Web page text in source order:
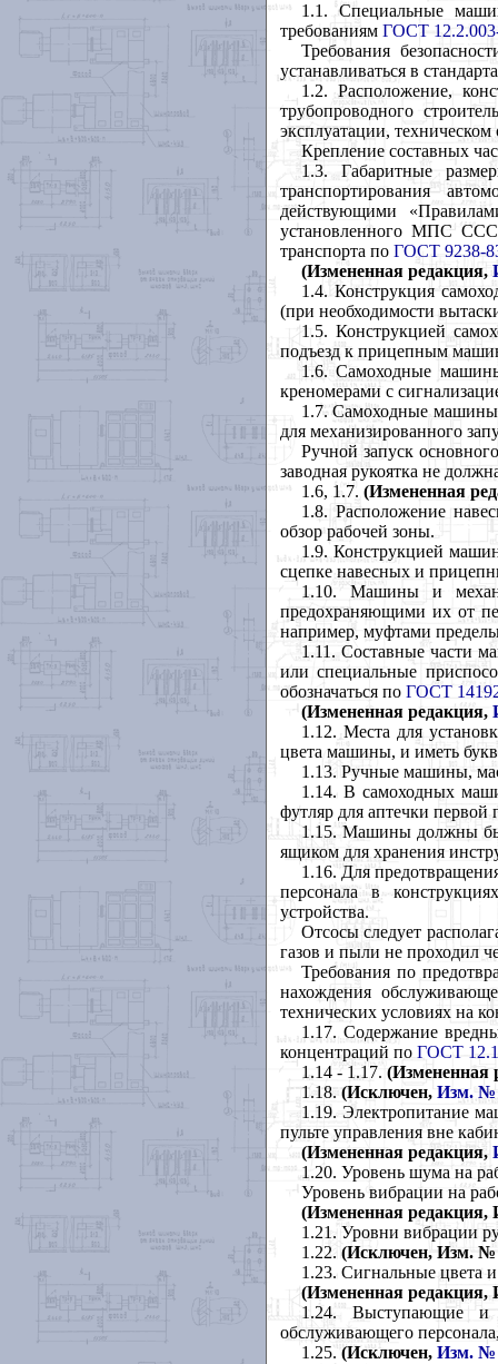
1.1. Специальные
требованиям ГОСТ
Требования
устанавливаться в
1.2. Расположение,
трубопроводного
эксплуатации,
Крепление составных
1.3. Габаритные
транспортирования
действующими
установленного МПС
транспорта по ГОСТ 9238-
(Измененная редакция,
1.4. Конструкция
(при необходимости
1.5. Конструкцией
подъезд к прицепным
1.6. Самоходные
креномерами с
1.7. Самоходные
для механизированного
Ручной запуск
заводная рукоятка не
1.6, 1.7. (Измененная
1.8. Расположение
обзор рабочей зоны.
1.9. Конструкцией
сцепке навесных и
1.10. Машины и
предохраняющими их от
например, муфтами
1.11. Составные части
или специальные
обозначаться по ГОСТ
(Измененная редакция,
1.12. Места для
цвета машины, и иметь
1.13. Ручные машины,
1.14. В самоходных
футляр для аптечки
1.15. Машины должны
ящиком для хранения
1.16. Для
персонала в
устройства.
Отсосы следует
газов и пыли не проходил
Требования по
нахождения
технических условиях на
1.17. Содержание
концентраций по ГОСТ
1.14 - 1.17. (Измененная
1.18. (Исключен, Изм. №
1.19. Электропитание
пульте управления вне
(Измененная редакция,
1.20. Уровень шума на
Уровень вибрации на
(Измененная
1.21. Уровни вибрации
1.22. (Исключен, Изм. №
1.23. Сигнальные цвета
(Измененная
1.24. Выступающие и
обслуживающего
1.25.(Исключен, Изм. №